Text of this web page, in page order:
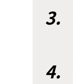
3.
4.